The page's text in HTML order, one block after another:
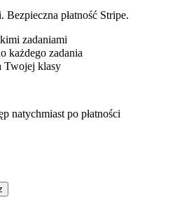
Bezpieczna płatność Stripe.
zadaniami
każdego zadania
Twojej klasy
natychmiast po płatności